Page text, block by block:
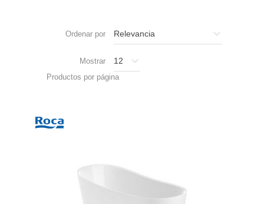
Ordenar por
Mostrar
Productos por página